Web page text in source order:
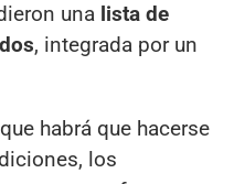
una lista de
, integrada por un
habrá que hacerse
los